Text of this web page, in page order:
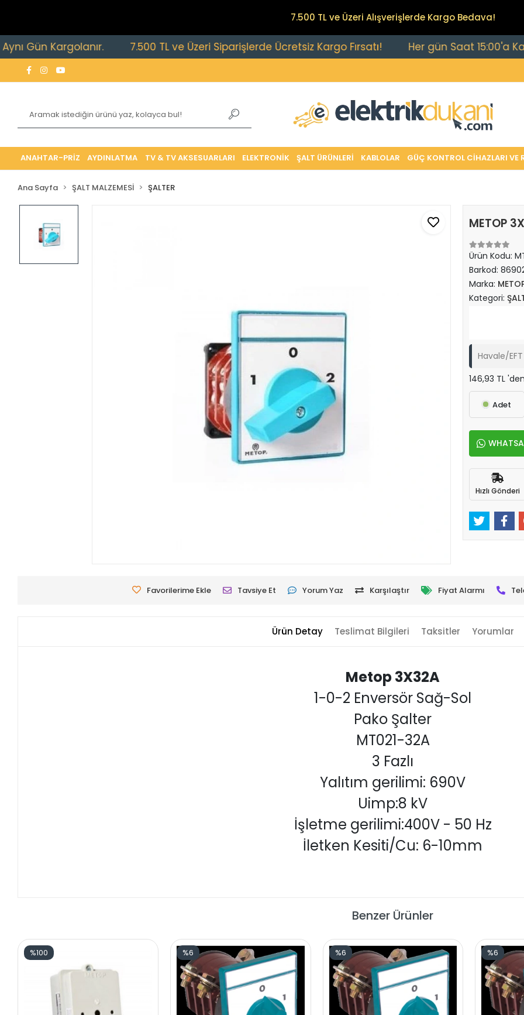
7.500 TL ve Üzeri Alışverişlerde Kargo Bedava!
Kargolanır. 7.500 TL ve Üzeri Siparişlerde Ücretsiz Kargo Fırsatı! Her gün Saat 15:00'a Kadar
ANAHTAR-PRİZ AYDINLATMA TV & TV AKSESUARLARI ELEKTRONİK ŞALT ÜRÜNLERİ KABLOLAR GÜÇ KONTROL CİHAZLARI VE
Ana Sayfa ŞALT MALZEMESİ ŞALTER
METOP
Ürün Kodu:
Barkod:
Marka:
Kategori:
Havale/
146,93 TL
Adet
Hızlı Gönderi
Favorilerime Ekle Tavsiye Et Yorum Yaz Karşılaştır Fiyat Alarmı
Ürün Detay Teslimat Bilgileri Taksitler Yorumlar
Metop 3X32A
1-0-2 Enversör Sağ-Sol
Pako Şalter
MT021-32A
3 Fazlı
Yalıtım gerilimi: 690V
Uimp:8 kV
İşletme gerilimi:400V - 50 Hz
İletken Kesiti/Cu: 6-10mm
Benzer Ürünler
%100 %6 %6 %6